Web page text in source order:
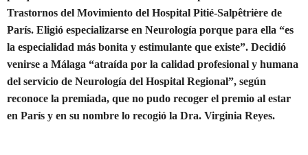
Trastornos del Movimiento del Hospital Pitié-Salpêtrière de
París. Eligió especializarse en Neurología porque para ella “es
la especialidad más bonita y estimulante que existe”. Decidió
venirse a Málaga “atraída por la calidad profesional y humana
del servicio de Neurología del Hospital Regional”, según
reconoce la premiada, que no pudo recoger el premio al estar
en París y en su nombre lo recogió la Dra. Virginia Reyes.